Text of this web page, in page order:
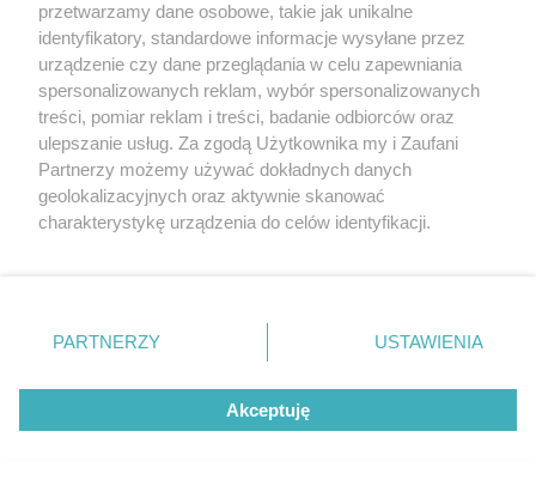
Daleko do pięciu porcji dziennie.
Badanie pokazuje, jak Polacy
naprawdę jedzą warzywa i owoce
przetwarzamy dane osobowe, takie jak unikalne
identyfikatory, standardowe informacje wysyłane przez
urządzenie czy dane przeglądania w celu zapewniania
spersonalizowanych reklam, wybór spersonalizowanych
treści, pomiar reklam i treści, badanie odbiorców oraz
ulepszanie usług. Za zgodą Użytkownika my i Zaufani
Partnerzy możemy używać dokładnych danych
geolokalizacyjnych oraz aktywnie skanować
charakterystykę urządzenia do celów identyfikacji.
zmienić/wycofać klikając przycisk ustawień prywatności
znajdujący się w lewym dolnym rogu strony
rodzaje przetwarzania danych nie wymagają zgody
użytkownika, ale masz prawo sprzeciwić się takiemu
przetwarzaniu. Preferencje będą miały zastosowanie tylko
PARTNERZY USTAWIENIA
Akceptuję